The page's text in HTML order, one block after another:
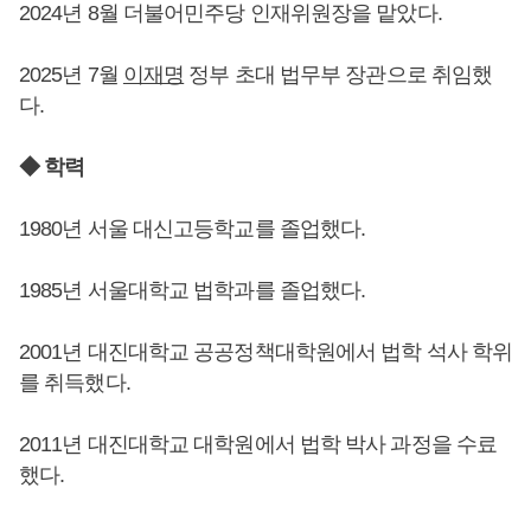
2024년 8월 더불어민주당 인재위원장을 맡았다.
2025년 7월 이재명 정부 초대 법무부 장관으로 취임했
다.
◆ 학력
1980년 서울 대신고등학교를 졸업했다.
1985년 서울대학교 법학과를 졸업했다.
2001년 대진대학교 공공정책대학원에서 법학 석사 학위
를 취득했다.
2011년 대진대학교 대학원에서 법학 박사 과정을 수료
했다.